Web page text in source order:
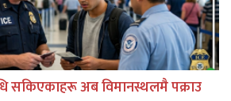
सकिएकाहरू अब विमानस्थलमै पक्राउ